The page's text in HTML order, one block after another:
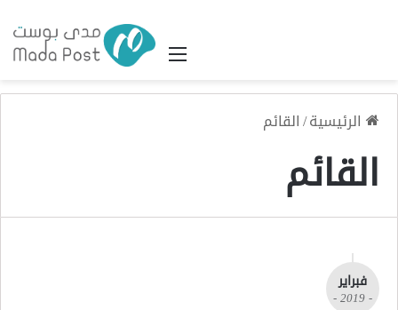
القائمة
الرئيسية/القائم
القائم
فبراير
- 2019 -